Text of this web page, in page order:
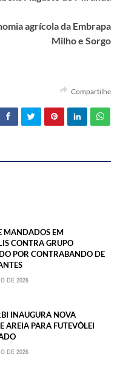
agrícola da Embrapa
Milho e Sorgo
Compartilhe
MANDADOS EM
CONTRA GRUPO
POR CONTRABANDO DE
DE 2026
INAUGURA NOVA
AREIA PARA FUTEVÔLEI
DE 2026